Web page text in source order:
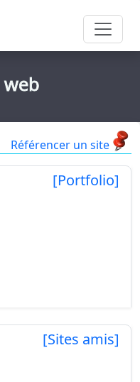
Référencer un site
[Portfolio]
[Sites amis]